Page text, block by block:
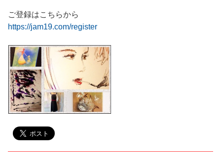
ご登録はこちらから
https://jam19.com/register